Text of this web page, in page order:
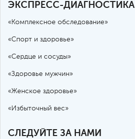
ЭКСПРЕСС-ДИАГНОСТИКА
«Комплексное обследование»
«Спорт и здоровье»
«Сердце и сосуды»
«Здоровье мужчин»
«Женское здоровье»
«Избыточный вес»
СЛЕДУЙТЕ ЗА НАМИ